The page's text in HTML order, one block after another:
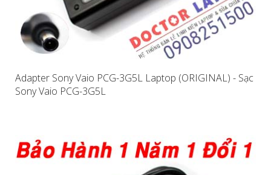
Adapter Sony Vaio PCG-3G5L Laptop (ORIGINAL) - Sạc
Sony Vaio PCG-3G5L